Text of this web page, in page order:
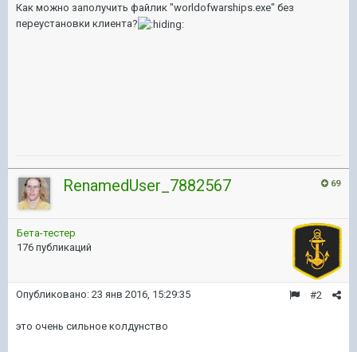
Как можно заполучить файлик "worldofwarships.exe" без
переустановки клиента?
69
RenamedUser_7882567
Бета-тестер
176 публикаций
#2
Опубликовано: 23 янв 2016, 15:29:35
это очень сильное колдунство